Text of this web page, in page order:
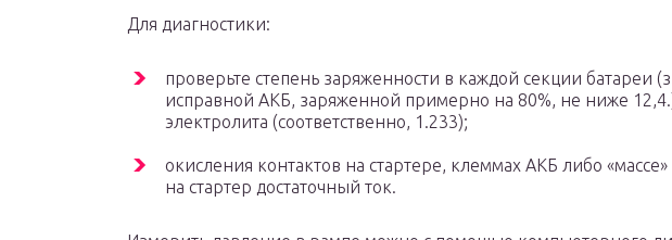
Для диагностики:
проверьте степень заряженности в каждой секции батареи
исправной АКБ, заряженной примерно на 80%, не ниже
электролита (соответственно, 1.233);
окисления контактов на стартере, клеммах АКБ либо «массе»
на стартер достаточный ток.